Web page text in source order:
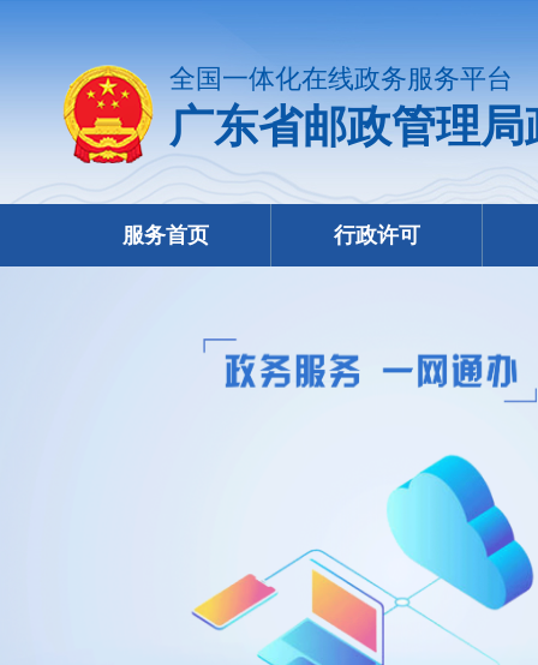
全国一体化在线政务服务平台
广东省邮政管理
服务首页 行政许可